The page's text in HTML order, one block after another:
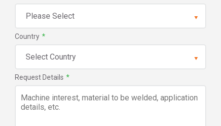
Country *
Request Details *